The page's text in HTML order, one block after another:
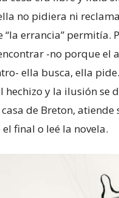
no pidiera ni
“la errancia” permitía.
-no porque el
ella busca, ella
hechizo y la ilusión se
de Breton, atiende
final o leé la novela.